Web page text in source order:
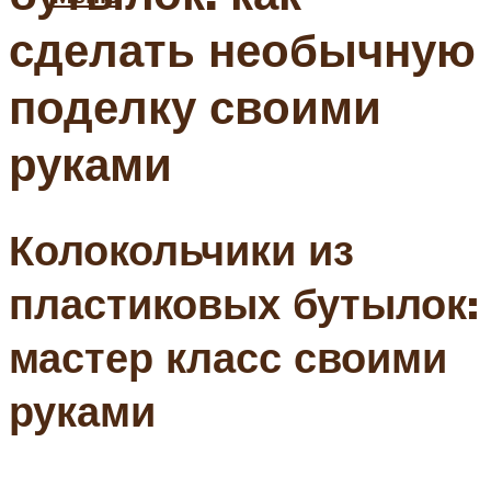
сделать необычную
поделку своими
руками
Колокольчики из
пластиковых бутылок:
мастер класс своими
руками